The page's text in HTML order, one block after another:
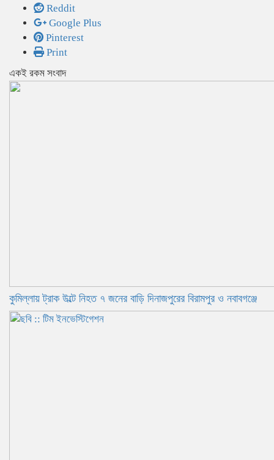
Reddit
Google Plus
Pinterest
Print
একই রকম সংবাদ
কুমিল্লায় ট্রাক উল্টে নিহত ৭ জনের বাড়ি দিনাজপুরের বিরামপুর ও নবাবগঞ্জে